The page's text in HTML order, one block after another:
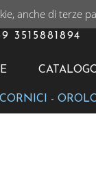
3515881894
CORNICI -
anche di terze